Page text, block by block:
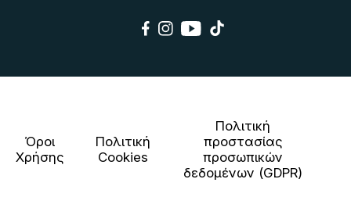
Όροι
Χρήσης
Πολιτική
Cookies
Πολιτική
προστασίας
προσωπικών
δεδομένων (GDPR)